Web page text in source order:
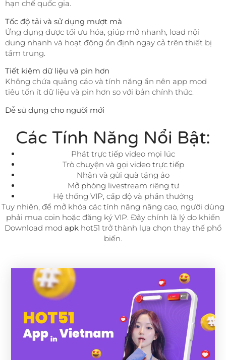
hạn chế quốc gia.
Tốc độ tải và sử dụng mượt mà
Ứng dụng được tối ưu hóa, giúp mở nhanh, load nội
dung nhanh và hoạt động ổn định ngay cả trên thiết bị
tầm trung.
Tiết kiệm dữ liệu và pin hơn
Không chứa quảng cáo và tính năng ẩn nên app mod
tiêu tốn ít dữ liệu và pin hơn so với bản chính thức.
Dễ sử dụng cho người mới
Các Tính Năng Nổi Bật:
Phát trực tiếp video mọi lúc
Trò chuyện và gọi video trực tiếp
Nhận và gửi quà tặng ảo
Mở phòng livestream riêng tư
Hệ thống VIP, cấp độ và phần thưởng
Tuy nhiên, để mở khóa các tính năng nâng cao, người dùng
phải mua coin hoặc đăng ký VIP. Đây chính là lý do khiến
Download mod apk hot51 trở thành lựa chọn thay thế phổ
biến.